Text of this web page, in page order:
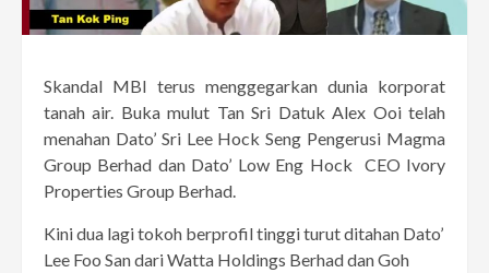
Skandal MBI terus menggegarkan dunia korporat
tanah air. Buka mulut Tan Sri Datuk Alex Ooi telah
menahan Dato’ Sri Lee Hock Seng Pengerusi Magma
Group Berhad dan Dato’ Low Eng Hock CEO Ivory
Properties Group Berhad.
Kini dua lagi tokoh berprofil tinggi turut ditahan Dato’
Lee Foo San dari Watta Holdings Berhad dan Goh